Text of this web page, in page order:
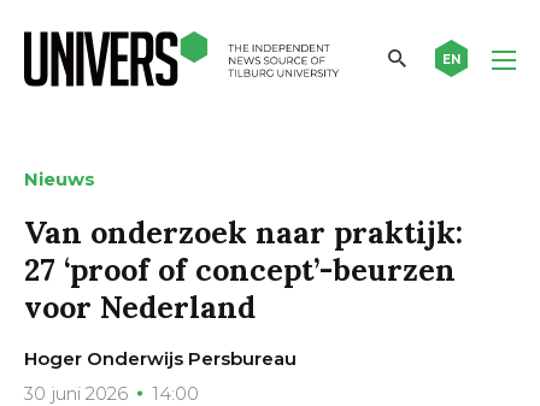
EN
Nieuws
Van onderzoek naar praktijk:
27 ‘proof of concept’-beurzen
voor Nederland
Hoger Onderwijs Persbureau
30 juni 2026
14:00